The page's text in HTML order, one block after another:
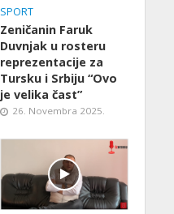
SPORT
Zeničanin Faruk
Duvnjak u rosteru
reprezentacije za
Tursku i Srbiju “Ovo
je velika čast”
26. Novembra 2025.